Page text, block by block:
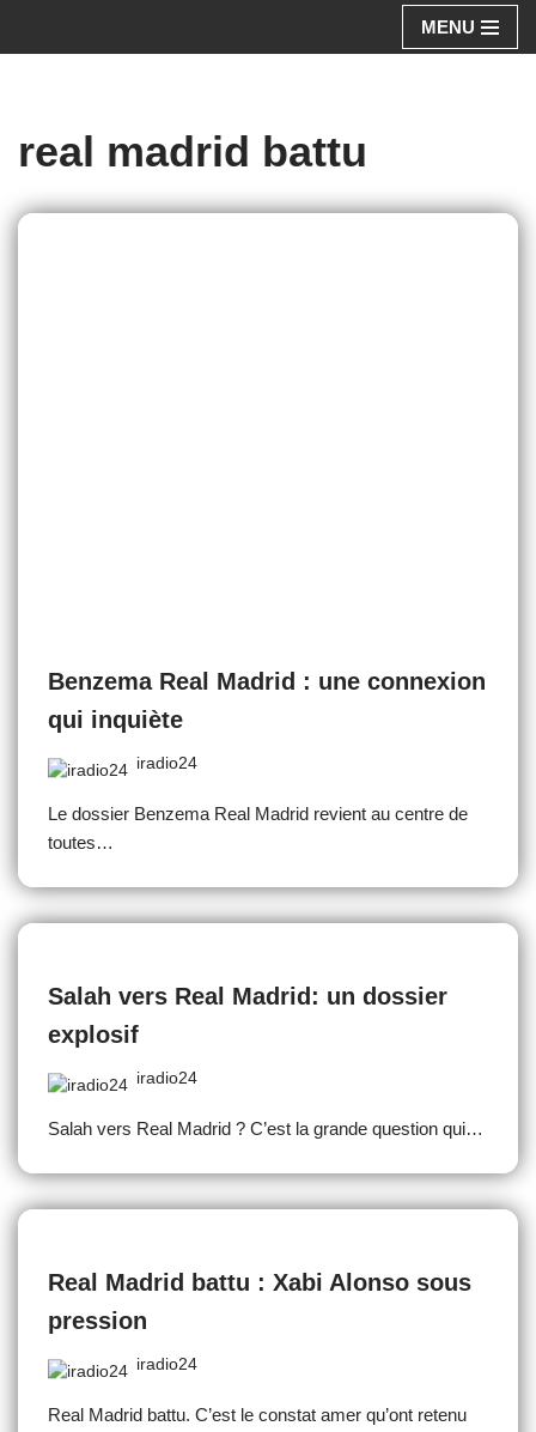
MENU
real madrid battu
Benzema Real Madrid : une connexion
qui inquiète
iradio24
Le dossier Benzema Real Madrid revient au centre de
toutes…
Salah vers Real Madrid: un dossier
explosif
iradio24
Salah vers Real Madrid ? C’est la grande question qui…
Real Madrid battu : Xabi Alonso sous
pression
iradio24
Real Madrid battu. C’est le constat amer qu’ont retenu